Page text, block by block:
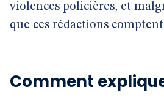
violences policières, et
que ces rédactions
Comment